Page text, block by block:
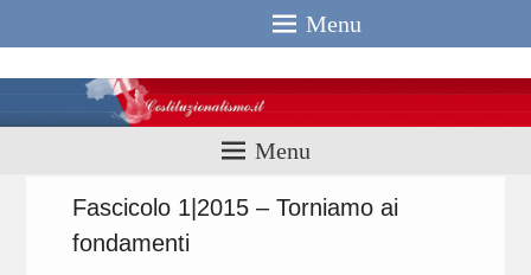
Menu
Menu
Fascicolo 1|2015 – Torniamo ai
fondamenti